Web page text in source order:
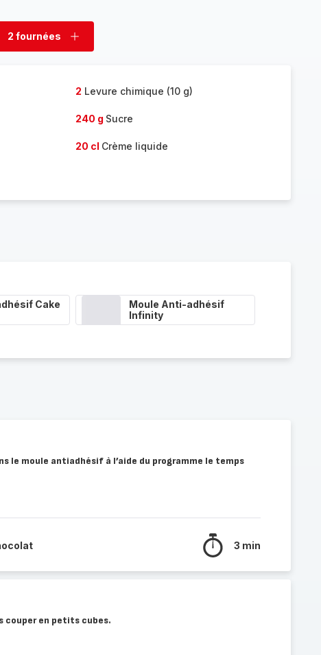
2 fournées
Ajouter
2 Levure chimique (10 g)
240 g Sucre
20 cl Crème liquide
Cake
Moule Anti-adhésif
Infinity
le moule antiadhésif à l’aide du programme le temps
3 min
couper en petits cubes.